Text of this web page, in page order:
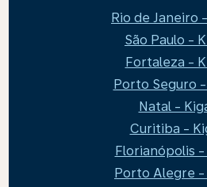
Rio de Janeiro
São Paulo -
Fortaleza -
Porto Seguro
Natal -
Curitiba -
Florianópolis -
Porto Alegre -